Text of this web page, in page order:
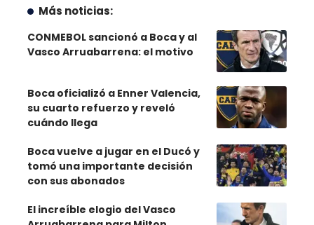
Más noticias:
CONMEBOL sancionó a Boca y al
Vasco Arruabarrena: el motivo
Boca oficializó a Enner Valencia,
su cuarto refuerzo y reveló
cuándo llega
Boca vuelve a jugar en el Ducó y
tomó una importante decisión
con sus abonados
El increíble elogio del Vasco